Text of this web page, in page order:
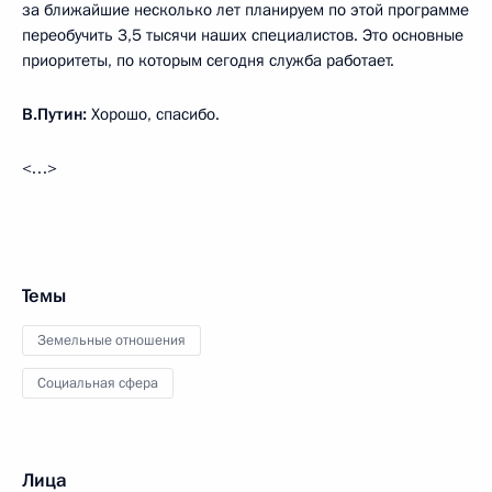
за ближайшие несколько лет планируем по этой программе
переобучить 3,5 тысячи наших специалистов. Это основные
приоритеты, по которым сегодня служба работает.
В.Путин: Хорошо, спасибо.
<…>
Темы
Земельные отношения
Социальная сфера
Лица